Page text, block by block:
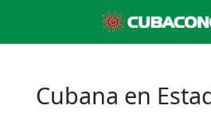
Cubana en